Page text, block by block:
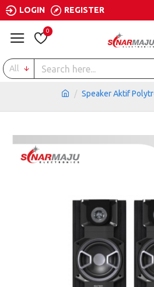
LOGIN REGISTER
0
All
Speaker Aktif